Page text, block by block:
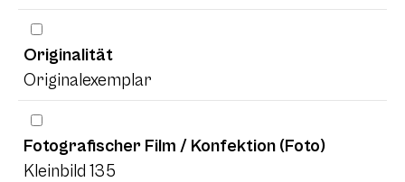
Originalität
Originalexemplar
Fotografischer Film / Konfektion (Foto)
Kleinbild 135